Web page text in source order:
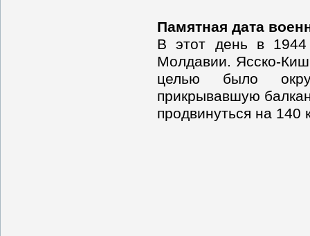
Памятная дата
В этот день в 1944
Молдавии. Ясско-
целью было
прикрывавшую
продвинуться на 140